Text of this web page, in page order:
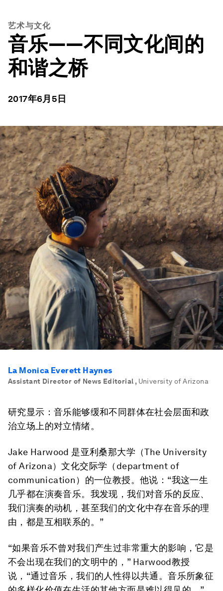
艺术与文化
音乐——不同文化间的
和谐之桥
2017年6月5日
La Monica Everett Haynes
Assistant Director of News Editorial , University of Arizona
研究显示：音乐能够缓和不同群体在社会层面和政
治立场上的对立情绪。
Jake Harwood 是亚利桑那大学（The University
of Arizona）文化交际学（department of
communication）的一位教授。他说：“我这一生
几乎都在演奏音乐。我发现，我们对音乐的反应、
我们演奏的动机，甚至我们的文化中存在音乐的理
由，都是互相联系的。”
“如果音乐不曾对我们产生过非常重大的影响，它是
不会出现在我们的文明中的，” Harwood教授
说，“通过音乐，我们的人性得以共通。音乐所象征